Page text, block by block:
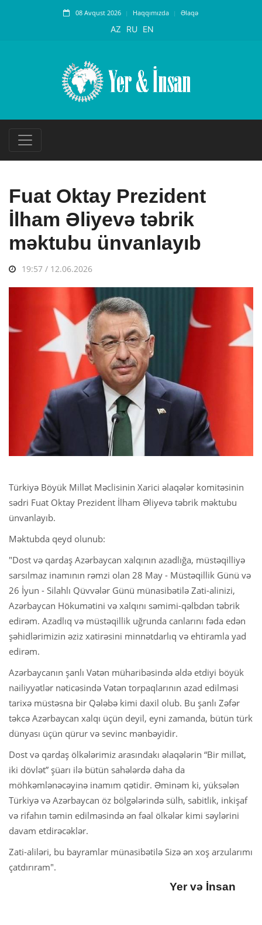
08 Avqust 2026 Haqqımızda Əlaqə
AZ RU EN
Fuat Oktay Prezident
İlham Əliyevə təbrik
məktubu ünvanlayıb
19:57 / 12.06.2026
Türkiyə Böyük Millət Məclisinin Xarici əlaqələr komitəsinin
sədri Fuat Oktay Prezident İlham Əliyevə təbrik məktubu
ünvanlayıb.
Məktubda qeyd olunub:
"Dost və qardaş Azərbaycan xalqının azadlığa, müstəqilliyə
sarsılmaz inamının rəmzi olan 28 May - Müstəqillik Günü və
26 İyun - Silahlı Qüvvələr Günü münasibətilə Zati-alinizi,
Azərbaycan Hökumətini və xalqını səmimi-qəlbdən təbrik
edirəm. Azadlıq və müstəqillik uğrunda canlarını fəda edən
şəhidlərimizin əziz xatirəsini minnətdarlıq və ehtiramla yad
edirəm.
Azərbaycanın şanlı Vətən müharibəsində əldə etdiyi böyük
nailiyyətlər nəticəsində Vətən torpaqlarının azad edilməsi
tarixə müstəsna bir Qələbə kimi daxil olub. Bu şanlı Zəfər
təkcə Azərbaycan xalqı üçün deyil, eyni zamanda, bütün türk
dünyası üçün qürur və sevinc mənbəyidir.
Dost və qardaş ölkələrimiz arasındakı əlaqələrin “Bir millət,
iki dövlət” şüarı ilə bütün sahələrdə daha da
möhkəmlənəcəyinə inamım qətidir. Əminəm ki, yüksələn
Türkiyə və Azərbaycan öz bölgələrində sülh, sabitlik, inkişaf
və rifahın təmin edilməsində ən fəal ölkələr kimi səylərini
davam etdirəcəklər.
Zati-aliləri, bu bayramlar münasibətilə Sizə ən xoş arzularımı
çatdırıram".
Yer və İnsan